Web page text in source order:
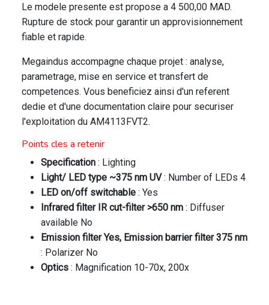
Le modele presente est propose a 4 500,00 MAD.
Rupture de stock pour garantir un approvisionnement
fiable et rapide.
Megaindus accompagne chaque projet : analyse,
parametrage, mise en service et transfert de
competences. Vous beneficiez ainsi d'un referent
dedie et d'une documentation claire pour securiser
l'exploitation du AM4113FVT2.
Points cles a retenir
Specification : Lighting
Light/ LED type ~375 nm UV: Number of LEDs 4
LED on/off switchable : Yes
Infrared filter IR cut-filter >650 nm : Diffuser
available No
Emission filter Yes, Emission barrier filter 375 nm
: Polarizer No
Optics : Magnification 10-70x, 200x